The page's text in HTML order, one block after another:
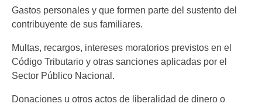
Gastos personales y que formen parte del sustento del
contribuyente de sus familiares.
Multas, recargos, intereses moratorios previstos en el
Código Tributario y otras sanciones aplicadas por el
Sector Público Nacional.
Donaciones u otros actos de liberalidad de dinero o